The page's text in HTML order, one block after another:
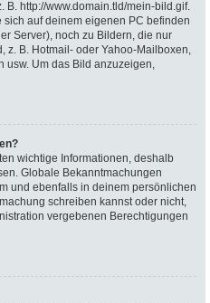
http://www.domain.tld/mein-bild.gif.
auf deinem eigenen PC befinden
Server), noch zu Bildern, die nur
z. B. Hotmail- oder Yahoo-Mailboxen,
usw. Um das Bild anzuzeigen,
wichtige Informationen, deshalb
Globale Bekanntmachungen
und ebenfalls in deinem persönlichen
schreiben kannst oder nicht,
vergebenen Berechtigungen